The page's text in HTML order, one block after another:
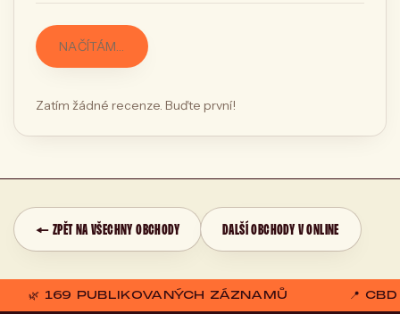
NAČÍTÁM…
Zatím žádné recenze. Buďte první!
← ZPĚT NA VŠECHNY OBCHODY DALŠÍ OBCHODY V ONLINE
🌿 169 PUBLIKOVANÝCH ZÁZNAMŮ 📍